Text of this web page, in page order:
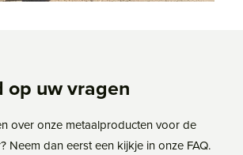
op uw vragen
over onze metaalproducten voor de
Neem dan eerst een kijkje in onze FAQ.